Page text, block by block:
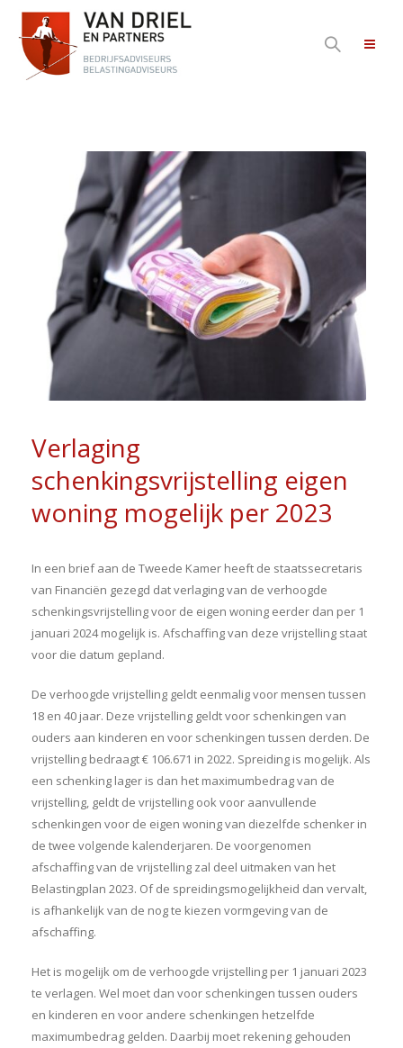
Verlaging
schenkingsvrijstelling eigen
woning mogelijk per 2023
In een brief aan de Tweede Kamer heeft de staatssecretaris
van Financiën gezegd dat verlaging van de verhoogde
schenkingsvrijstelling voor de eigen woning eerder dan per 1
januari 2024 mogelijk is. Afschaffing van deze vrijstelling staat
voor die datum gepland.
De verhoogde vrijstelling geldt eenmalig voor mensen tussen
18 en 40 jaar. Deze vrijstelling geldt voor schenkingen van
ouders aan kinderen en voor schenkingen tussen derden. De
vrijstelling bedraagt € 106.671 in 2022. Spreiding is mogelijk. Als
een schenking lager is dan het maximumbedrag van de
vrijstelling, geldt de vrijstelling ook voor aanvullende
schenkingen voor de eigen woning van diezelfde schenker in
de twee volgende kalenderjaren. De voorgenomen
afschaffing van de vrijstelling zal deel uitmaken van het
Belastingplan 2023. Of de spreidingsmogelijkheid dan vervalt,
is afhankelijk van de nog te kiezen vormgeving van de
afschaffing.
Het is mogelijk om de verhoogde vrijstelling per 1 januari 2023
te verlagen. Wel moet dan voor schenkingen tussen ouders
en kinderen en voor andere schenkingen hetzelfde
maximumbedrag gelden. Daarbij moet rekening gehouden